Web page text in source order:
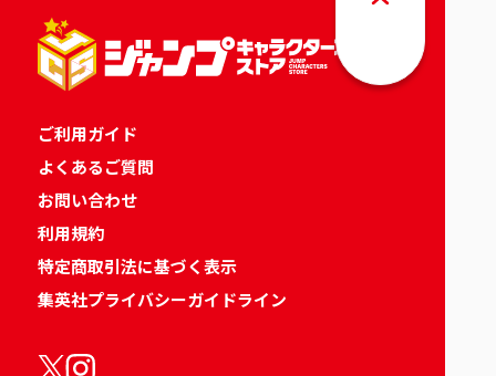
ご利用ガイド
よくあるご質問
お問い合わせ
利用規約
特定商取引法に基づく表示
集英社プライバシーガイドライン